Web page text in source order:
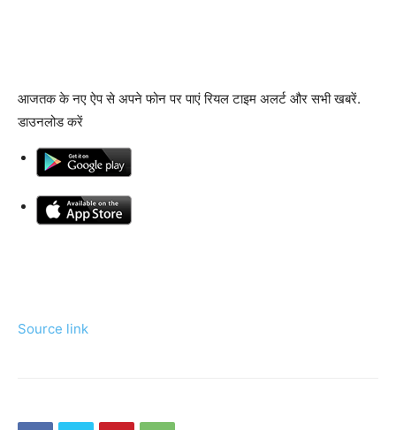
आजतक के नए ऐप से अपने फोन पर पाएं रियल टाइम अलर्ट और सभी खबरें.
डाउनलोड करें
Source link